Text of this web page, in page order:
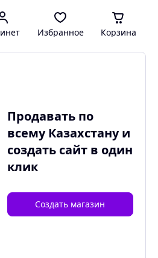
Избранное Корзина
Продавать по
всему Казахстану и
создать сайтв один
клик
Создать магазин